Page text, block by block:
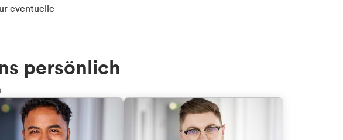
eventuelle
persönlich